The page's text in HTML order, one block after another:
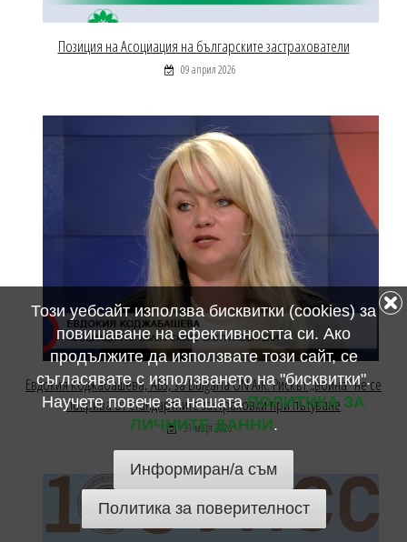
Позиция на Асоциация на българските застрахователи
09 април 2026
Евдокия Коджабашева, АБЗ, за Bulgaria ON AIR: Рискът „война“ не се
покрива от стандартните застраховки при пътуване
31 март 2026
Този уебсайт използва бисквитки (cookies) за
повишаване на ефективността си. Ако
продължите да използвате този сайт, се
съгласявате с използването на "бисквитки".
Научете повече за нашатаПОЛИТИКА ЗА
ЛИЧНИТЕ ДАННИ.
Информиран/а съм
Политика за поверителност